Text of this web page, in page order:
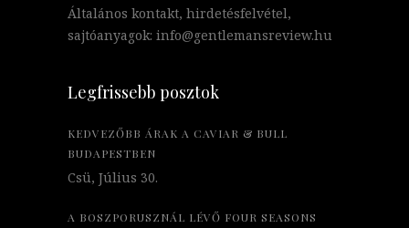
Általános kontakt, hirdetésfelvétel,
sajtóanyagok: info@gentlemansreview.hu
Legfrissebb posztok
KEDVEZŐBB ÁRAK A CAVIAR & BULL
BUDAPESTBEN
Csü, Július 30.
A BOSZPORUSZNÁL LÉVŐ FOUR SEASONS